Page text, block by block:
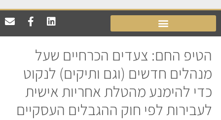
הטיפ החם: צעדים הכרחיים שעל
מנהלים חדשים (וגם ותיקים) לנקוט
כדי להימנע מהטלת אחריות אישית
לעבירות לפי חוק ההגבלים העסקיים​